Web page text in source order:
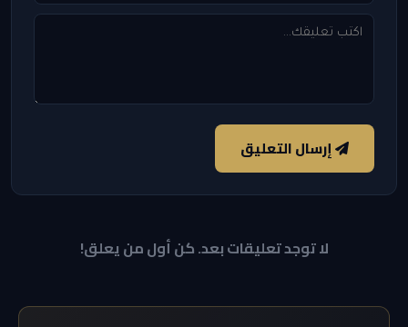
إرسال التعليق
لا توجد تعليقات بعد. كن أول من يعلق!